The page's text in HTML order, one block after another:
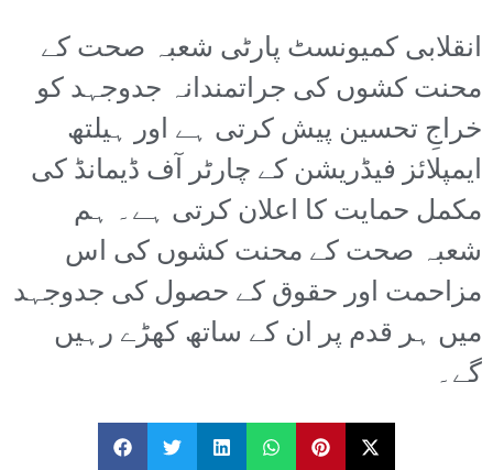
انقلابی کمیونسٹ پارٹی شعبہ صحت کے
محنت کشوں کی جراتمندانہ جدوجہد کو
خراجِ تحسین پیش کرتی ہے اور ہیلتھ
ایمپلائز فیڈریشن کے چارٹر آف ڈیمانڈ کی
مکمل حمایت کا اعلان کرتی ہے۔ ہم
شعبہ صحت کے محنت کشوں کی اس
مزاحمت اور حقوق کے حصول کی جدوجہد
میں ہر قدم پر ان کے ساتھ کھڑے رہیں
گے۔